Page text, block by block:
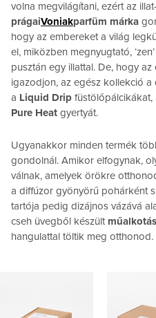
volna megvilágítani, ezért az
prágaiVoniakparfüm márka
hogy az embereket a világ
el, miközben megnyugtató,
pusztán egy illattal. De, hogy
igazodjon, az egész kollekció
a Liquid Drip füstölőpálcikákat,
Pure Heat gyertyát.
Ugyanakkor minden termék
gondolnál. Amikor elfogynak,
válnak, amelyek örökre
a diffúzor gyönyörű pohárként
tartója pedig dizájnos vázává
cseh üvegből készült
hangulattal töltik meg otthonod.